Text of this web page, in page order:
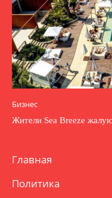
Бизнес
Жители Sea Breeze
Главная
Политика